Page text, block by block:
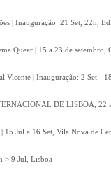
| Inauguração: 21 Set, 22h,
Queer | 15 a 23 de setembro,
| Inauguração: 2 Set -
DE LISBOA, 22
Jul a 16 Set, Vila Nova de
> 9 Jul, Lisboa